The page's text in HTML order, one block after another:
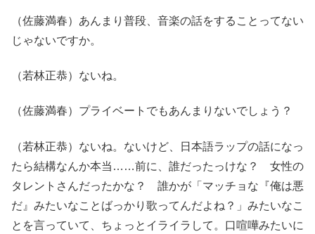
（佐藤満春）あんまり普段、音楽の話をすることってない
じゃないですか。
（若林正恭）ないね。
（佐藤満春）プライベートでもあんまりないでしょう？
（若林正恭）ないね。ないけど、日本語ラップの話になっ
たら結構なんか本当……前に、誰だったっけな？ 女性の
タレントさんだったかな？ 誰かが「マッチョな『俺は悪
だ』みたいなことばっかり歌ってんだよね？」みたいなこ
とを言っていて、ちょっとイライラして。口喧嘩みたいに